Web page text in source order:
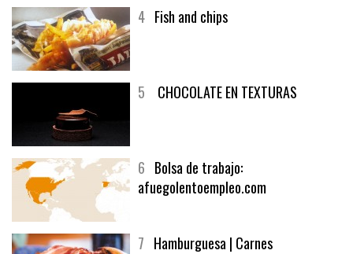
4 Fish and chips
5 CHOCOLATE EN TEXTURAS
6 Bolsa de trabajo:
afuegolentoempleo.com
7 Hamburguesa | Carnes